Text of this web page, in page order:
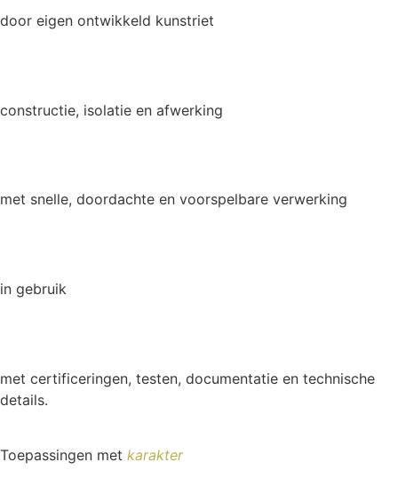
door eigen ontwikkeld kunstriet
constructie, isolatie en afwerking
met snelle, doordachte en voorspelbare verwerking
in gebruik
met certificeringen, testen, documentatie en technische
details.
Toepassingen met karakter